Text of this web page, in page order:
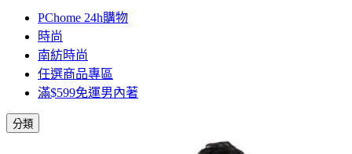
PChome 24h購物
時尚
南紡時尚
任選商品專區
滿$599免運男內著
分類